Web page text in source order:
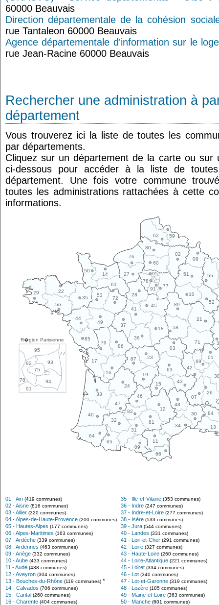
60000 Beauvais
Direction départementale de la cohésion
rue Tantaleon 60000 Beauvais
Agence départementale d'information sur le
rue Jean-Racine 60000 Beauvais
Rechercher une administration à
département
Vous trouverez ici la liste de toutes les
par départements.
Cliquez sur un département de la carte ou sur
ci-dessous pour accéder à la liste de
département. Une fois votre commune
toutes les administrations rattachées à cette
informations.
R�gion Parisienne
77
78
91
95
93
75
94
92
10
11
12
13
14
15
16
17
18
19
21
22
23
24
26
27
28
29
30
31
32
33
34
35
36
37
40
41
42
43
44
45
46
47
48
49
50
51
52
53
55
56
58
59
60
61
62
63
64
65
66
69
01
02
03
07
08
09
71
72
76
77
78
79
80
81
82 84
85
86
87
89
91
95
01 - Ain (419 communes)
02 - Aisne (816 communes)
03 - Allier (320 communes)
04 - Alpes-de-Haute-Provence (200 communes)
05 - Hautes-Alpes (177 communes)
06 - Alpes-Maritimes (163 communes)
07 - Ardèche (339 communes)
08 - Ardennes (463 communes)
09 - Ariège (332 communes)
10 - Aube (433 communes)
11 - Aude (438 communes)
12 - Aveyron (304 communes)
13 - Bouches-du-Rhône (119 communes) *
14 - Calvados (706 communes)
15 - Cantal (260 communes)
16 - Charente (404 communes)
35 - Ille-et-Vilaine (353 communes)
36 - Indre (247 communes)
37 - Indre-et-Loire (277 communes)
38 - Isère (533 communes)
39 - Jura (544 communes)
40 - Landes (331 communes)
41 - Loir-et-Cher (291 communes)
42 - Loire (327 communes)
43 - Haute-Loire (260 communes)
44 - Loire-Atlantique (221 communes)
45 - Loiret (334 communes)
46 - Lot (340 communes)
47 - Lot-et-Garonne (319 communes)
48 - Lozère (185 communes)
49 - Maine-et-Loire (363 communes)
50 - Manche (601 communes)